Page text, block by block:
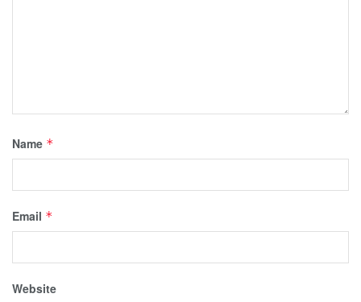
Name *
Email *
Website